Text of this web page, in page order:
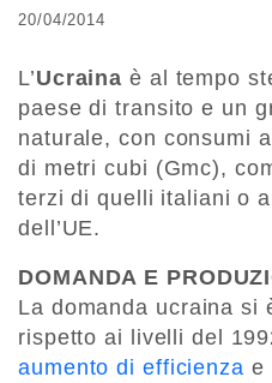
20/04/2014
L’Ucraina è al tempo
paese di transito e un
naturale, con consumi
di metri cubi (Gmc),
terzi di quelli italiani o
dell’UE.
DOMANDA E
La domanda ucraina si
rispetto ai livelli del
aumento di efficienza e